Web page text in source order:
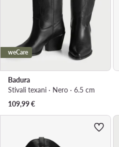
weCare
Badura
Stivali texani · Nero · 6.5 cm
109,99€